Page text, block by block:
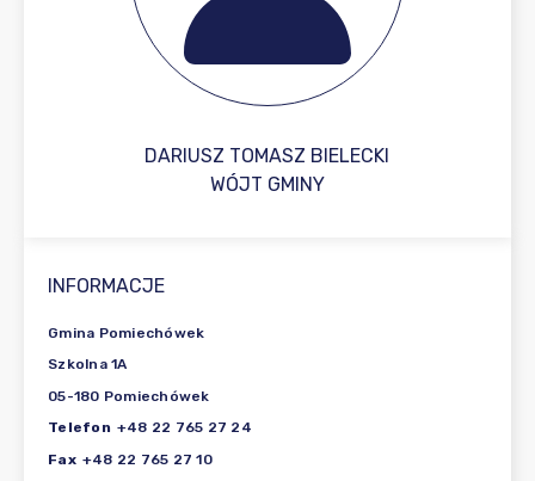
DARIUSZ TOMASZ BIELECKI
WÓJT GMINY
INFORMACJE
Gmina Pomiechówek
Szkolna 1A
05-180 Pomiechówek
Telefon +48 22 765 27 24
Fax +48 22 765 27 10